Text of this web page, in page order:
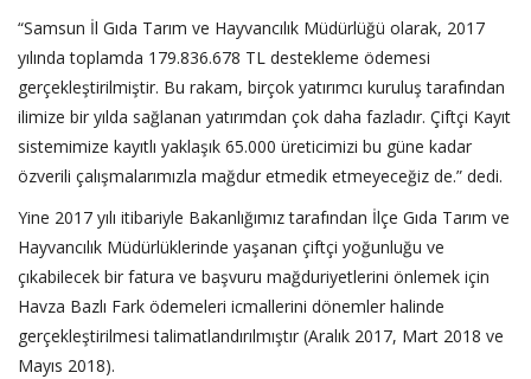
“Samsun İl Gıda Tarım ve Hayvancılık Müdürlüğü olarak, 2017
yılında toplamda 179.836.678 TL destekleme ödemesi
gerçekleştirilmiştir. Bu rakam, birçok yatırımcı kuruluş tarafından
ilimize bir yılda sağlanan yatırımdan çok daha fazladır. Çiftçi Kayıt
sistemimize kayıtlı yaklaşık 65.000 üreticimizi bu güne kadar
özverili çalışmalarımızla mağdur etmedik etmeyeceğiz de.” dedi.
Yine 2017 yılı itibariyle Bakanlığımız tarafından İlçe Gıda Tarım ve
Hayvancılık Müdürlüklerinde yaşanan çiftçi yoğunluğu ve
çıkabilecek bir fatura ve başvuru mağduriyetlerini önlemek için
Havza Bazlı Fark ödemeleri icmallerini dönemler halinde
gerçekleştirilmesi talimatlandırılmıştır (Aralık 2017, Mart 2018 ve
Mayıs 2018).